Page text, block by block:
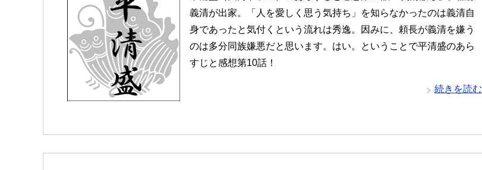
義清が出家。「人を愛しく思う気持ち」を知らなかったのは義清自
身であったと気付くという流れは秀逸。因みに、頼長が義清を嫌う
のは多分同族嫌悪だと思います。はい。ということで平清盛のあら
すじと感想第10話！
続きを読む